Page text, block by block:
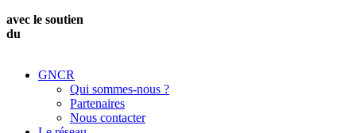
avec le soutien
du
GNCR
Qui sommes-nous ?
Partenaires
Nous contacter